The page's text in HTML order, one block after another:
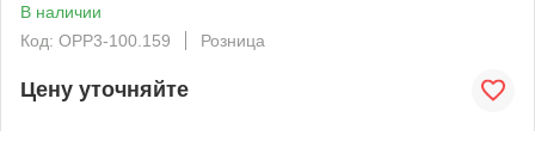
В наличии
Код: OPP3-100.159
Розница
Цену уточняйте